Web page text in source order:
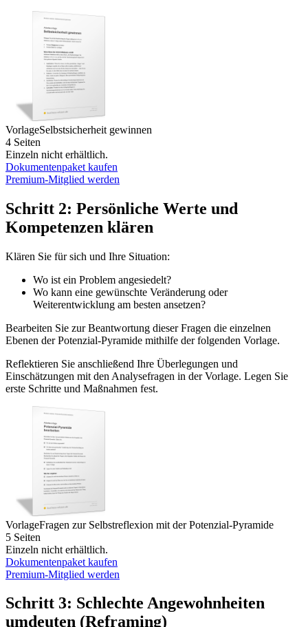
VorlageSelbstsicherheit gewinnen
4 Seiten
Einzeln nicht erhältlich.
Dokumentenpaket kaufen
Premium-Mitglied werden
Schritt 2: Persönliche Werte und
Kompetenzen klären
Klären Sie für sich und Ihre Situation:
Wo ist ein Problem angesiedelt?
Wo kann eine gewünschte Veränderung oder
Weiterentwicklung am besten ansetzen?
Bearbeiten Sie zur Beantwortung dieser Fragen die einzelnen
Ebenen der Potenzial-Pyramide mithilfe der folgenden Vorlage.
Reflektieren Sie anschließend Ihre Überlegungen und
Einschätzungen mit den Analysefragen in der Vorlage. Legen Sie
erste Schritte und Maßnahmen fest.
VorlageFragen zur Selbstreflexion mit der Potenzial-Pyramide
5 Seiten
Einzeln nicht erhältlich.
Dokumentenpaket kaufen
Premium-Mitglied werden
Schritt 3: Schlechte Angewohnheiten
umdeuten (Reframing)